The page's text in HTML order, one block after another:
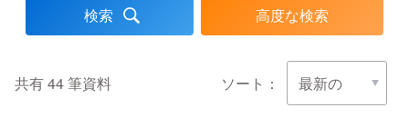
サイトマップ 中文版
Bahasa indonesia
高度な検索
共有44筆資料 ソート：